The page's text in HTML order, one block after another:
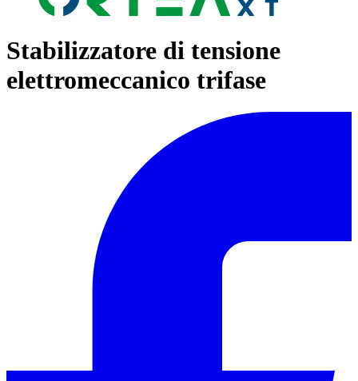
Stabilizzatore di tensione
elettromeccanico trifase